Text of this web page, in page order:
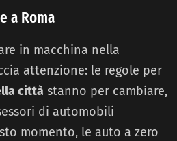
a Roma
in macchina nella
attenzione: le regole per
città stanno per cambiare,
di automobili
momento, le auto a zero